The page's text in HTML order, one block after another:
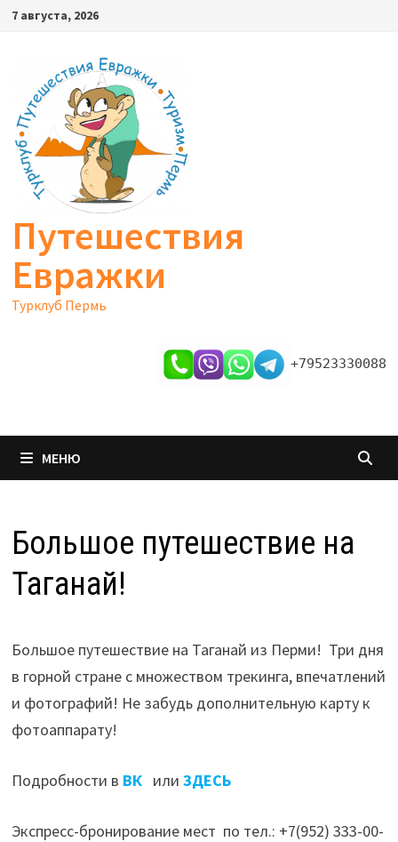
Перейти
содержимому
7 августа, 2026
Путешествия
Евражки
Турклуб Пермь
+79523330088
МЕНЮ
Большое путешествие на
Таганай!
Большое путешествие на Таганай из Перми! Три дня
в горной стране с множеством трекинга, впечатлений
и фотографий! Не забудь дополнительную карту к
фотоаппарату!
Подробности в ВКили ЗДЕСЬ
Экспресс-бронирование мест по тел.: +7(952) 333-00-